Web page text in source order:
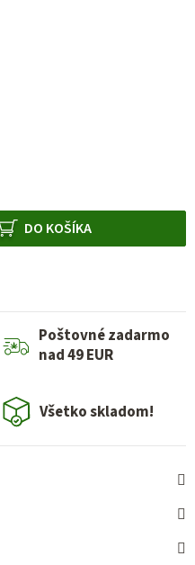
DO KOŠÍKA
Poštovné zadarmo
nad 49 EUR
Všetko skladom!